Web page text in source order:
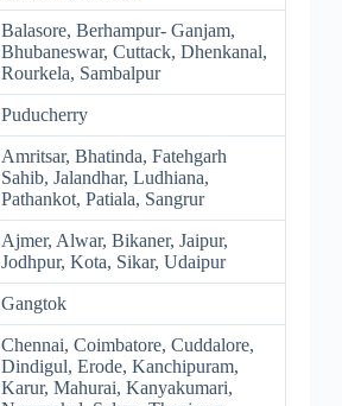
Balasore, Berhampur- Ganjam,
Bhubaneswar, Cuttack, Dhenkanal,
Rourkela, Sambalpur
Puducherry
Amritsar, Bhatinda, Fatehgarh
Sahib, Jalandhar, Ludhiana,
Pathankot, Patiala, Sangrur
Ajmer, Alwar, Bikaner, Jaipur,
Jodhpur, Kota, Sikar, Udaipur
Gangtok
Chennai, Coimbatore, Cuddalore,
Dindigul, Erode, Kanchipuram,
Karur, Mahurai, Kanyakumari,